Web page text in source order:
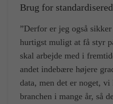
Brug for
”Derfor er jeg også
hurtigst muligt at få styr
skal arbejde med i
andet indebære højere
data, men det er noget, vi
branchen i mange år, så